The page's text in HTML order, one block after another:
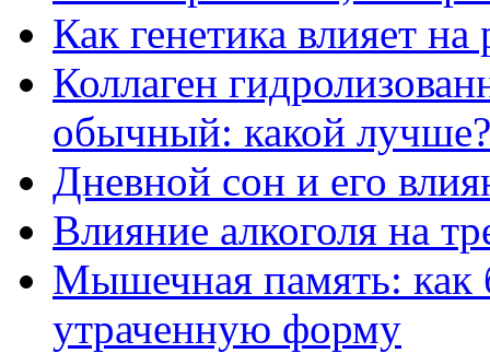
Как генетика влияет
Коллаген
обычный: какой лучше?
Дневной сон и его
Влияние алкоголя на
Мышечная память: как
утраченную форму